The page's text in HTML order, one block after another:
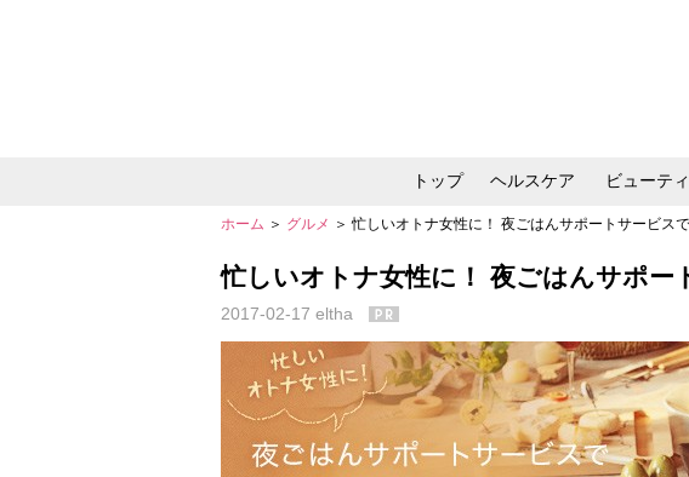
トップ ヘルスケア ビューティ
メイク・コスメ・スキンケア ダイエ
ホーム ＞ グルメ ＞ 忙しいオトナ女性に！ 夜ごはんサポートサービス
忙しいオトナ女性に！ 夜ごはんサポー
2017-02-17 eltha